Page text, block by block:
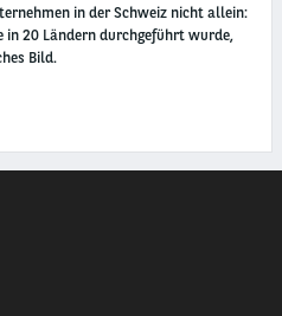
in der Schweiz nicht allein:
in 20 Ländern durchgeführt wurde,
Bild.